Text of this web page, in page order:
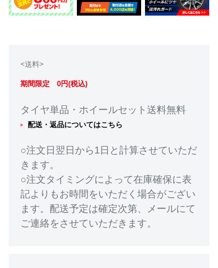
<送料>
期間限定 0円(税込)
タイヤ単品・ホイールセット送料無料
配送・返品についてはこちら
○注文日翌日から1日と計算させていただ
きます。
○注文タイミングによって在庫確保に表
記よりもお時間をいただく場合がござい
ます。配送予定は確定次第、メールにて
ご連絡をさせていただきます。